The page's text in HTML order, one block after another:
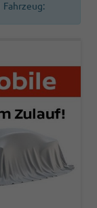
Fahrzeug: